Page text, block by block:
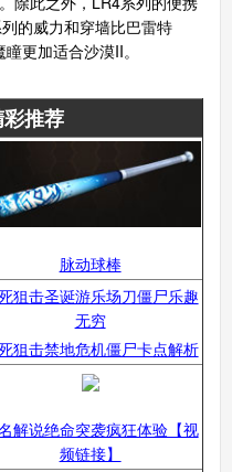
的威力和穿墙比巴雷特
更加适合沙漠II。
推荐
脉动球棒
狙击圣诞游乐场刀僵尸乐趣
无穷
狙击禁地危机僵尸卡点解析
解说绝命突袭疯狂体验【视
频链接】